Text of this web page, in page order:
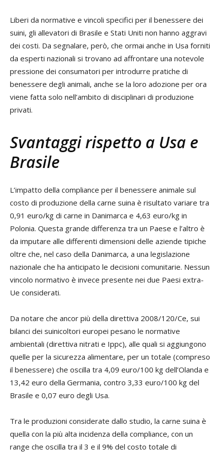
Liberi da normative e vincoli specifici per il benessere dei
suini, gli allevatori di Brasile e Stati Uniti non hanno aggravi
dei costi. Da segnalare, però, che ormai anche in Usa forniti
da esperti nazionali si trovano ad affrontare una notevole
pressione dei consumatori per introdurre pratiche di
benessere degli animali, anche se la loro adozione per ora
viene fatta solo nell’ambito di disciplinari di produzione
privati.
Svantaggi rispetto a Usa e
Brasile
L’impatto della compliance per il benessere animale sul
costo di produzione della carne suina è risultato variare tra
0,91 euro/kg di carne in Danimarca e 4,63 euro/kg in
Polonia. Questa grande differenza tra un Paese e l’altro è
da imputare alle differenti dimensioni delle aziende tipiche
oltre che, nel caso della Danimarca, a una legislazione
nazionale che ha anticipato le decisioni comunitarie. Nessun
vincolo normativo è invece presente nei due Paesi extra-
Ue considerati.
Da notare che ancor più della direttiva 2008/120/Ce, sui
bilanci dei suinicoltori europei pesano le normative
ambientali (direttiva nitrati e Ippc), alle quali si aggiungono
quelle per la sicurezza alimentare, per un totale (compreso
il benessere) che oscilla tra 4,09 euro/100 kg dell’Olanda e
13,42 euro della Germania, contro 3,33 euro/100 kg del
Brasile e 0,07 euro degli Usa.
Tra le produzioni considerate dallo studio, la carne suina è
quella con la più alta incidenza della compliance, con un
range che oscilla tra il 3 e il 9% del costo totale di